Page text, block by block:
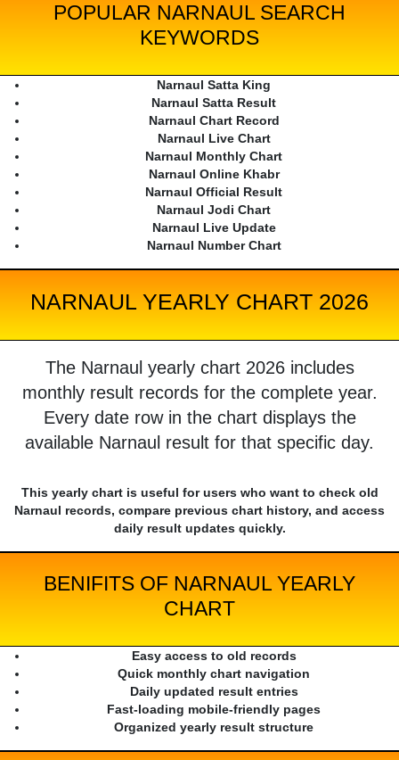
POPULAR NARNAUL SEARCH
KEYWORDS
Narnaul Satta King
Narnaul Satta Result
Narnaul Chart Record
Narnaul Live Chart
Narnaul Monthly Chart
Narnaul Online Khabr
Narnaul Official Result
Narnaul Jodi Chart
Narnaul Live Update
Narnaul Number Chart
NARNAUL YEARLY CHART 2026
The Narnaul yearly chart 2026 includes
monthly result records for the complete year.
Every date row in the chart displays the
available Narnaul result for that specific day.
This yearly chart is useful for users who want to check old
Narnaul records, compare previous chart history, and access
daily result updates quickly.
BENIFITS OF NARNAUL YEARLY
CHART
Easy access to old records
Quick monthly chart navigation
Daily updated result entries
Fast-loading mobile-friendly pages
Organized yearly result structure